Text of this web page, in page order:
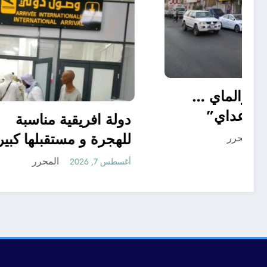
دولة
أغسطس 7, 2026
“منريد الخبز والماي …
بس سالم ابو عداي”
أغسطس 7, 2026